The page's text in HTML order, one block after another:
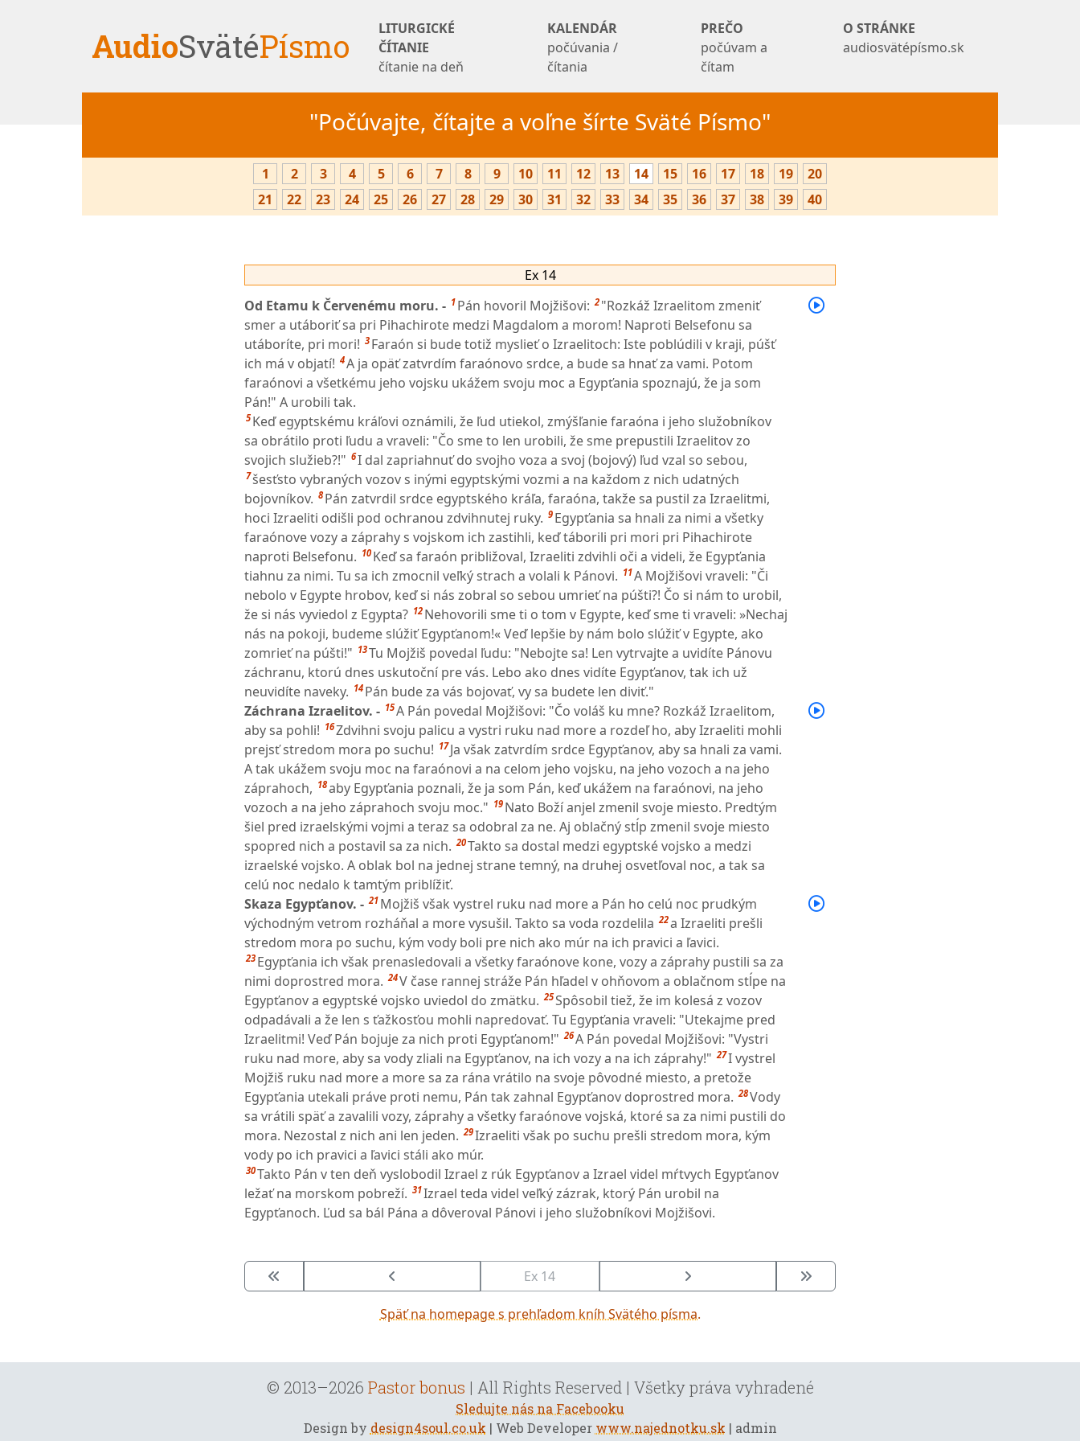
AudioSvätéPísmo
LITURGICKÉ
ČÍTANIE
čítanie na deň
KALENDÁR
počúvania /
čítania
PREČO
počúvam a
čítam
O STRÁNKE
audiosvätépísmo.sk
"Počúvajte, čítajte a voľne šírte Sväté Písmo"
1 2 3 4 5 6 7 8 9 10 11 12 13 14 15 16 17 18 19
20
21
22 23 24 25 26 27 28 29 30 31 32 33 34 35 36 37 38 39 40
Ex 14
Od Etamu k Červenému moru. - 1 Pán hovoril Mojžišovi: 2 "Rozkáž Izraelitom zmeniť
smer a utáboriť sa pri Pihachirote medzi Magdalom a morom! Naproti Belsefonu sa
utáboríte, pri mori! 3 Faraón si bude totiž myslieť o Izraelitoch: Iste poblúdili v kraji, púšť
ich má v objatí! 4A ja opäť zatvrdím faraónovo srdce, a bude sa hnať za vami. Potom
faraónovi a všetkému jeho vojsku ukážem svoju moc a Egypťania spoznajú, že ja som
Pán!" A urobili tak.
5 Keď egyptskému kráľovi oznámili, že ľud utiekol, zmýšľanie faraóna i jeho služobníkov
sa obrátilo proti ľudu a vraveli: "Čo sme to len urobili, že sme prepustili Izraelitov zo
svojich služieb?!" 6I dal zapriahnuť do svojho voza a svoj (bojový) ľud vzal so sebou,
7šesťsto vybraných vozov s inými egyptskými vozmi a na každom z nich udatných
bojovníkov. 8 Pán zatvrdil srdce egyptského kráľa, faraóna, takže sa pustil za Izraelitmi,
hoci Izraeliti odišli pod ochranou zdvihnutej ruky. 9 Egypťania sa hnali za nimi a všetky
faraónove vozy a záprahy s vojskom ich zastihli, keď táborili pri mori pri Pihachirote
naproti Belsefonu. 10 Keď sa faraón približoval, Izraeliti zdvihli oči a videli, že Egypťania
tiahnu za nimi. Tu sa ich zmocnil veľký strach a volali k Pánovi. 11A Mojžišovi vraveli: "Či
nebolo v Egypte hrobov, keď si nás zobral so sebou umrieť na púšti?! Čo si nám to urobil,
že si nás vyviedol z Egypta? 12 Nehovorili sme ti o tom v Egypte, keď sme ti vraveli: »Nechaj
nás na pokoji, budeme slúžiť Egypťanom!« Veď lepšie by nám bolo slúžiť v Egypte, ako
zomrieť na púšti!" 13Tu Mojžiš povedal ľudu: "Nebojte sa! Len vytrvajte a uvidíte Pánovu
záchranu, ktorú dnes uskutoční pre vás. Lebo ako dnes vidíte Egypťanov, tak ich už
neuvidíte naveky. 14 Pán bude za vás bojovať, vy sa budete len diviť."
Záchrana Izraelitov. - 15A Pán povedal Mojžišovi: "Čo voláš ku mne? Rozkáž Izraelitom,
aby sa pohli! 16Zdvihni svoju palicu a vystri ruku nad more a rozdeľ ho, aby Izraeliti mohli
prejsť stredom mora po suchu! 17 Ja však zatvrdím srdce Egypťanov, aby sa hnali za vami.
A tak ukážem svoju moc na faraónovi a na celom jeho vojsku, na jeho vozoch a na jeho
záprahoch, 18aby Egypťania poznali, že ja som Pán, keď ukážem na faraónovi, na jeho
vozoch a na jeho záprahoch svoju moc." 19 Nato Boží anjel zmenil svoje miesto. Predtým
šiel pred izraelskými vojmi a teraz sa odobral za ne. Aj oblačný stĺp zmenil svoje miesto
spopred nich a postavil sa za nich. 20Takto sa dostal medzi egyptské vojsko a medzi
izraelské vojsko. A oblak bol na jednej strane temný, na druhej osvetľoval noc, a tak sa
celú noc nedalo k tamtým priblížiť.
Skaza Egypťanov. - 21 Mojžiš však vystrel ruku nad more a Pán ho celú noc prudkým
východným vetrom rozháňal a more vysušil. Takto sa voda rozdelila 22a Izraeliti prešli
stredom mora po suchu, kým vody boli pre nich ako múr na ich pravici a ľavici.
23 Egypťania ich však prenasledovali a všetky faraónove kone, vozy a záprahy pustili sa za
nimi doprostred mora. 24V čase rannej stráže Pán hľadel v ohňovom a oblačnom stĺpe na
Egypťanov a egyptské vojsko uviedol do zmätku. 25Spôsobil tiež, že im kolesá z vozov
odpadávali a že len s ťažkosťou mohli napredovať. Tu Egypťania vraveli: "Utekajme pred
Izraelitmi! Veď Pán bojuje za nich proti Egypťanom!" 26A Pán povedal Mojžišovi: "Vystri
ruku nad more, aby sa vody zliali na Egypťanov, na ich vozy a na ich záprahy!" 27I vystrel
Mojžiš ruku nad more a more sa za rána vrátilo na svoje pôvodné miesto, a pretože
Egypťania utekali práve proti nemu, Pán tak zahnal Egypťanov doprostred mora. 28Vody
sa vrátili späť a zavalili vozy, záprahy a všetky faraónove vojská, ktoré sa za nimi pustili do
mora. Nezostal z nich ani len jeden. 29Izraeliti však po suchu prešli stredom mora, kým
vody po ich pravici a ľavici stáli ako múr.
30Takto Pán v ten deň vyslobodil Izrael z rúk Egypťanov a Izrael videl mŕtvych Egypťanov
ležať na morskom pobreží. 31Izrael teda videl veľký zázrak, ktorý Pán urobil na
Egypťanoch. Ľud sa bál Pána a dôveroval Pánovi i jeho služobníkovi Mojžišovi.
Ex 14
Späť na homepage s prehľadom kníh Svätého písma.
© 2013–2026 Pastor bonus | All Rights Reserved | Všetky práva vyhradené
Sledujte nás na Facebooku
Design by design4soul.co.uk | Web Developer www.najednotku.sk | admin